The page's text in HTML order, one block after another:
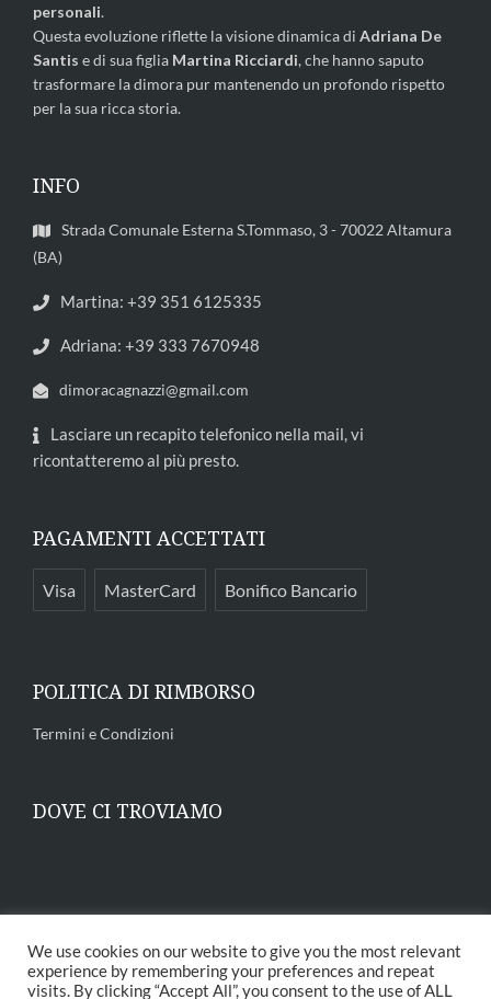
personali.
Questa evoluzione riflette la visione dinamica di Adriana De
Santis e di sua figlia Martina Ricciardi, che hanno saputo
trasformare la dimora pur mantenendo un profondo rispetto
per la sua ricca storia.
INFO
Strada Comunale Esterna S.Tommaso, 3 - 70022 Altamura
(BA)
Martina: +39 351 6125335
Adriana: +39 333 7670948
dimoracagnazzi@gmail.com
Lasciare un recapito telefonico nella mail, vi
ricontatteremo al più presto.
PAGAMENTI ACCETTATI
Visa MasterCard Bonifico Bancario
POLITICA DI RIMBORSO
Termini e Condizioni
DOVE CI TROVIAMO
We use cookies on our website to give you the most relevant
experience by remembering your preferences and repeat
visits. By clicking “Accept All”, you consent to the use of ALL